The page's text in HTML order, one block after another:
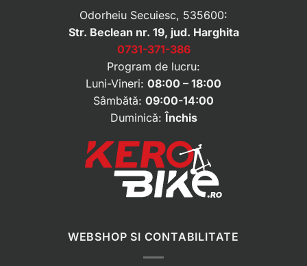
Odorheiu Secuiesc, 535600:
Str. Beclean nr. 19, jud. Harghita
0731-371-386
Program de lucru:
Luni-Vineri: 08:00 – 18:00
Sâmbătă: 09:00-14:00
Duminică: Închis
WEBSHOP SI CONTABILITATE